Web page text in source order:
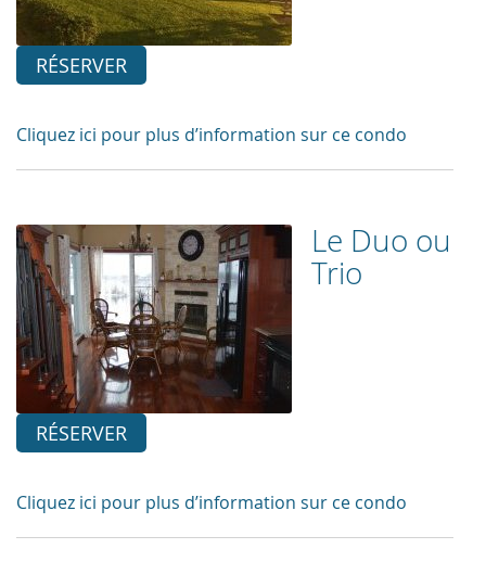
RÉSERVER
Cliquez ici pour plus d’information sur ce condo
Le Duo ou
Trio
RÉSERVER
Cliquez ici pour plus d’information sur ce condo